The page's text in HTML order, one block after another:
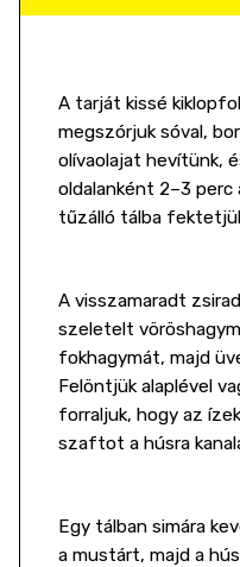
A tarját kissé
megszórjuk sóval,
olívaolajat hevítünk,
oldalanként 2–3
tűzálló tálba
A visszamaradt
szeletelt
fokhagymát, majd
Felöntjük alaplével
forraljuk, hogy az
szaftot a húsra
Egy tálban simára
a mustárt, majd a